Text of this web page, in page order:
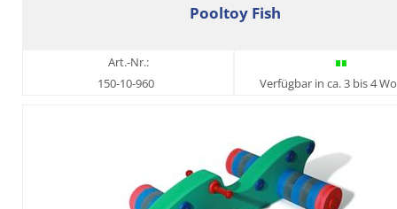
Pooltoy Fish
Art.-Nr.:
150-10-960
Verfügbar in ca. 3 bis 4